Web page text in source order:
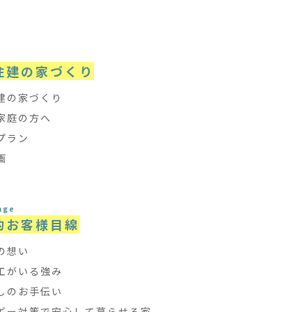
建の家づくり
の家づくり
庭の方へ
ラン
お客様目線
想い
がいる強み
のお手伝い